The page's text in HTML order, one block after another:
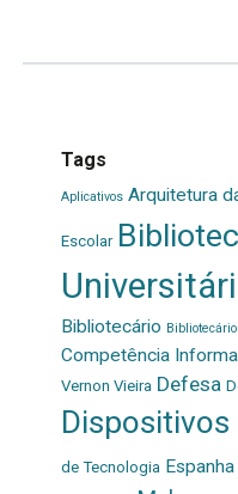
Tags
Aplicativos Arquitetura
Escolar
Bibliotecário
Competência
Vernon Vieira Defesa
de Tecnologia Espanha